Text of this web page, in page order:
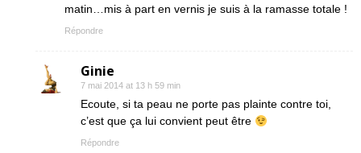
matin…mis à part en vernis je suis à la ramasse totale !
Répondre
Ginie
7 mai 2014 at 13 h 59 min
Ecoute, si ta peau ne porte pas plainte contre toi,
c’est que ça lui convient peut être
Répondre